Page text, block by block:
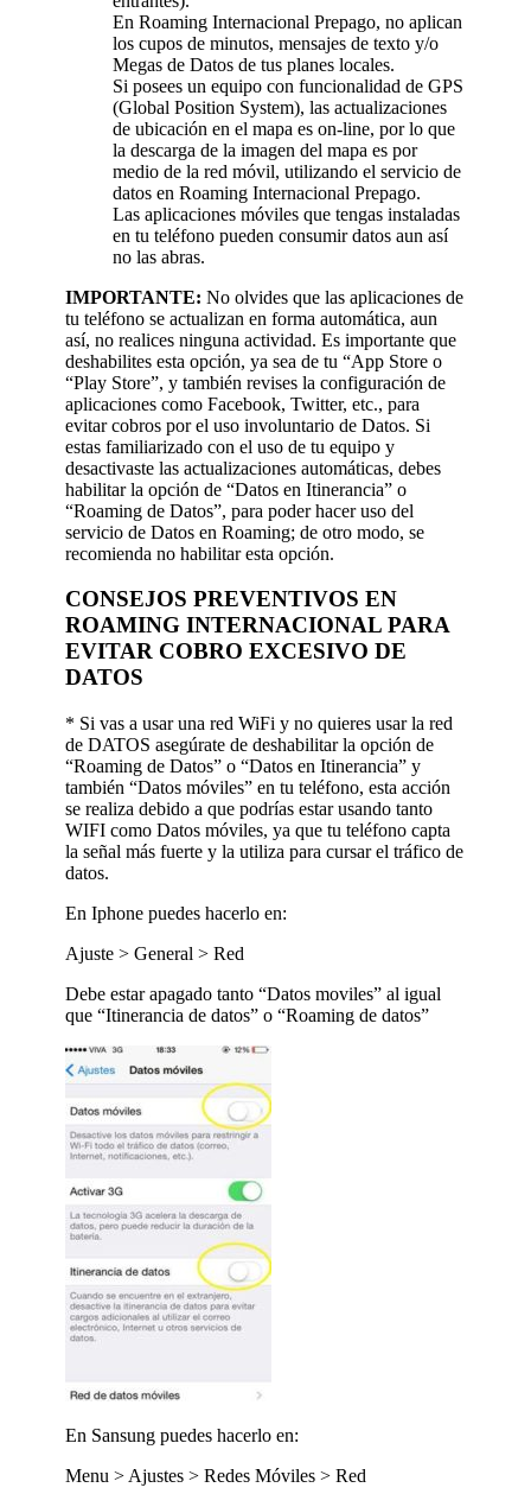
En Roaming Internacional Prepago, no aplican
los cupos de minutos, mensajes de texto y/o
Megas de Datos de tus planes locales.
Si posees un equipo con funcionalidad de GPS
(Global Position System), las actualizaciones
de ubicación en el mapa es on-line, por lo que
la descarga de la imagen del mapa es por
medio de la red móvil, utilizando el servicio de
datos en Roaming Internacional Prepago.
Las aplicaciones móviles que tengas instaladas
en tu teléfono pueden consumir datos aun así
no las abras.
IMPORTANTE: No olvides que las aplicaciones de
tu teléfono se actualizan en forma automática, aun
así, no realices ninguna actividad. Es importante que
deshabilites esta opción, ya sea de tu “App Store o
“Play Store”, y también revises la configuración de
aplicaciones como Facebook, Twitter, etc., para
evitar cobros por el uso involuntario de Datos. Si
estas familiarizado con el uso de tu equipo y
desactivaste las actualizaciones automáticas, debes
habilitar la opción de “Datos en Itinerancia” o
“Roaming de Datos”, para poder hacer uso del
servicio de Datos en Roaming; de otro modo, se
recomienda no habilitar esta opción.
CONSEJOS PREVENTIVOS EN
ROAMING INTERNACIONAL PARA
EVITAR COBRO EXCESIVO DE
DATOS
* Si vas a usar una red WiFi y no quieres usar la red
de DATOS asegúrate de deshabilitar la opción de
“Roaming de Datos” o “Datos en Itinerancia” y
también “Datos móviles” en tu teléfono, esta acción
se realiza debido a que podrías estar usando tanto
WIFI como Datos móviles, ya que tu teléfono capta
la señal más fuerte y la utiliza para cursar el tráfico de
datos.
En Iphone puedes hacerlo en:
Ajuste > General > Red
Debe estar apagado tanto “Datos moviles” al igual
que “Itinerancia de datos” o “Roaming de datos”
En Sansung puedes hacerlo en:
Menu > Ajustes > Redes Móviles > Red